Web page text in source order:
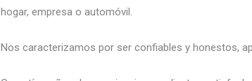
hogar, empresa o automóvil.
Nos caracterizamos por ser confiables y honestos,